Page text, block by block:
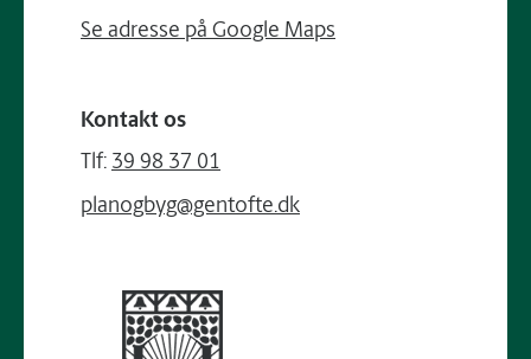
Se adresse på Google Maps
Kontakt os
Tlf: 39 98 37 01
planogbyg@gentofte.dk